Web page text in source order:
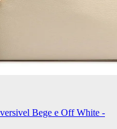
Bege e Off White -